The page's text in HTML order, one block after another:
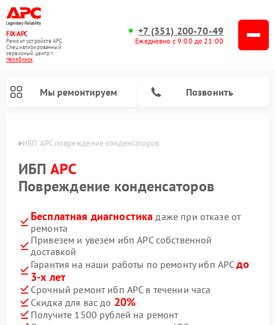
FIX-APC
Ремонт устройств APC
Специализированный
cервисный центр г.
Челябинск
+7 (351) 200-70-49
Ежедневно с 9:00 до 21:00
Мы ремонтируем Позвонить
ИБП APC повреждение конденсаторов
ИБП APC
Повреждение конденсаторов
Бесплатная диагностика даже при отказе от
ремонта
Привезем и увезем ибп APC собственной
доставкой
Гарантия на наши работы по ремонту ибп APCдо
3-х лет
Срочный ремонт ибп APC в течении часа
Скидка для вас до 20%
Получите 1500 рублей на ремонт